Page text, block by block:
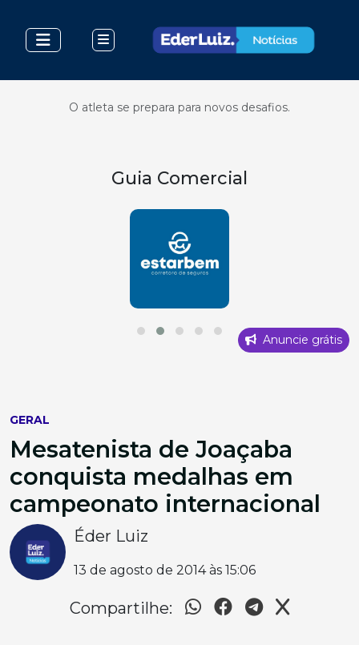
O atleta se prepara para novos desafios.
Guia Comercial
Anuncie grátis
GERAL
Mesatenista de Joaçaba
conquista medalhas em
campeonato internacional
Éder Luiz
13 de agosto de 2014 às 15:06
Compartilhe: